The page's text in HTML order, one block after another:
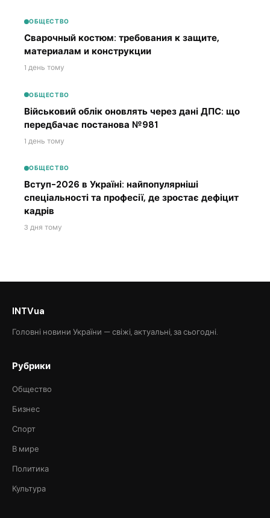
ОБЩЕСТВО
Сварочный костюм: требования к защите,
материалам и конструкции
1 день тому
ОБЩЕСТВО
Військовий облік оновлять через дані ДПС: що
передбачає постанова №981
1 день тому
ОБЩЕСТВО
Вступ-2026 в Україні: найпопулярніші
спеціальності та професії, де зростає дефіцит
кадрів
3 дня тому
INTVua
Головні новини України — свіжі, актуальні, за сьогодні.
Рубрики
Общество
Бизнес
Спорт
В мире
Политика
Культура